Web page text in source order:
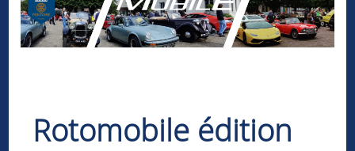
Rotomobile édition